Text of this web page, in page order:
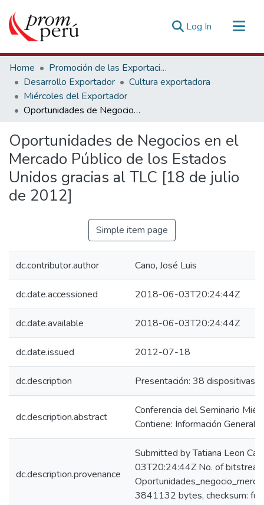
Log In (current)
Communities & Collections
All of DSpace
Statistics
Estadísticas Externas
Home
Promoción de las Exportaciones
Desarrollo Exportador
Cultura exportadora
Miércoles del Exportador
Oportunidades de Negocios en el Mercado Público de los Estados Unidos gracias al TLC [18 de julio de 2012]
Oportunidades de Negocios en el
Mercado Público de los Estados
Unidos gracias al TLC [18 de julio
de 2012]
Simple item page
dc.contributor.author Cano, José Luis
dc.date.accessioned 2018-06-03T20:24:44Z
dc.date.available 2018-06-03T20:24:44Z
dc.date.issued 2012-07-18
dc.description Presentación: 38 dispositivas.
dc.description.abstract
Conferencia del Seminario
Contiene: Información General
dc.description.provenance
Submitted by Tatiana Leon
03T20:24:44Z No. of
3841132 bytes, checksum: